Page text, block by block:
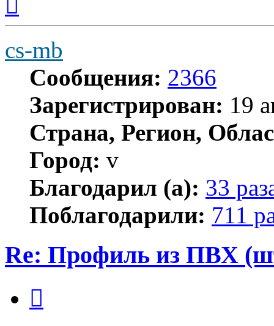
началу
cs-mb
Сообщения: 2366
Зарегистрирован: 19
Страна, Регион,
Город: v
Благодарил (а): 33
Поблагодарили: 711
Re: Профиль из ПВХ